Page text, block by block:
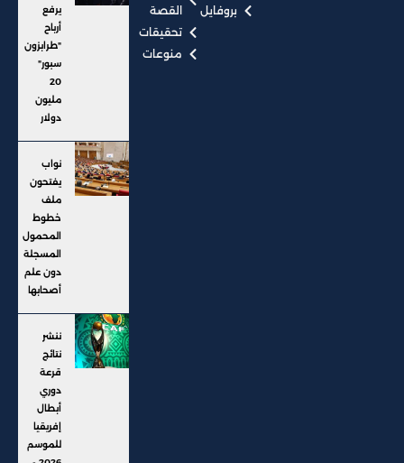
بروفايل
القصة
تحقيقات
منوعات
يرفع
أرباح
"طرابزون
سبور"
20
مليون
دولار
نواب
يفتحون
ملف
خطوط
المحمول
المسجلة
دون علم
أصحابها
ننشر
نتائج
قرعة
دوري
أبطال
إفريقيا
للموسم